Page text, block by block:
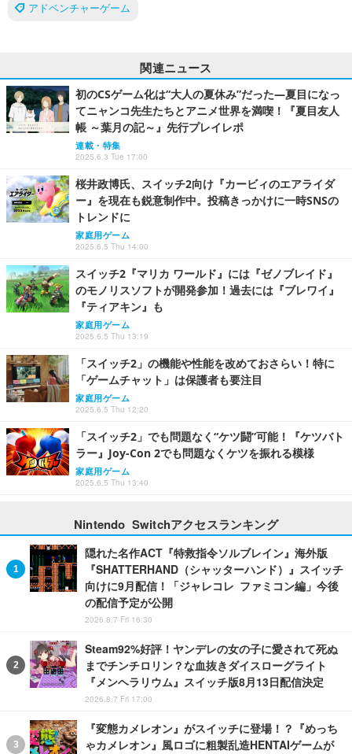
アドベンチャーゲーム
関連ニュース
初のCSゲーム化は“大人の夏休み”だった―夏目になっ
てニャンコ先生たちとアニメ世界を満喫！『夏目友人
帳 ～葉月の記～』先行プレイレポ
連載・特集
2025.6.3 Tue 17:00
桜井政博氏、スイッチ2向け『カービィのエアライダ
ー』を現在も鋭意制作中。投稿きっかけに一時SNSの
トレンドに
家庭用ゲーム
2025.6.5 Thu 14:00
スイッチ2『マリカ ワールド』には『ゼノブレイド』
のモノリスソフトが開発参加！過去には『ブレワイ』
『ティアキン』も
家庭用ゲーム
2025.6.5 Thu 13:19
「スイッチ2」の機能や性能を改めておさらい！特に
「ゲームチャット」は保護者も要注目
家庭用ゲーム
2025.6.5 Thu 12:20
「スイッチ2」でも問題なく“ケツ闘”可能！『ケツバト
ラー』Joy-Con 2でも問題なくケツを振れる模様
家庭用ゲーム
2025.6.5 Thu 13:40
Nintendo Switchアクセスランキング
隠れた名作ACT『特救指令ソルブレイン』海外版
『SHATTERHAND（シャッターハンド）』スイッチ
向けに9月配信！「ジャレコレ ファミコン編」今後
の配信予定が公開
2026.8.7 Fri 16:30
Steam92%好評！ヤンデレの女の子に愛されて死ぬ
までチンチロリン？な血抜きダイスローグライト
『メンヘラリウム』スイッチ版8月13日配信決定
2026.8.7 Fri 17:00
『変態カメレオン』がスイッチに登場！？『めっち
ゃカメレオン』風ロゴに粗製乱造HENTAIゲームが